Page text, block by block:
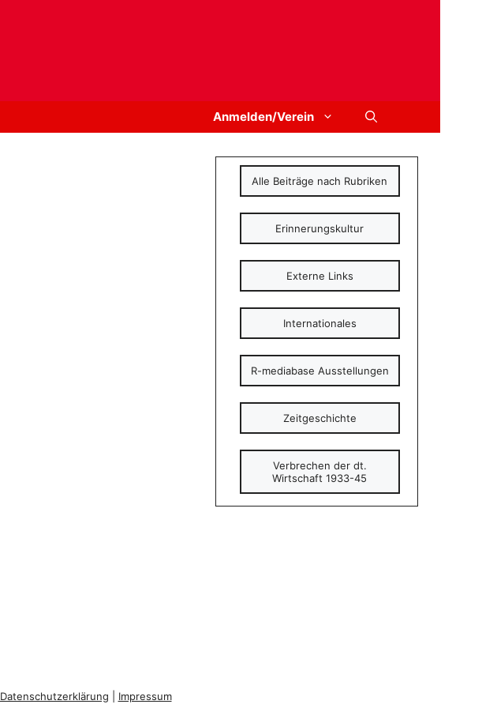
Anmelden/Verein
Alle Beiträge nach Rubriken
Erinnerungskultur
Externe Links
Internationales
R-mediabase Ausstellungen
Zeitgeschichte
Verbrechen der dt.
Wirtschaft 1933-45
Datenschutzerklärung Impressum